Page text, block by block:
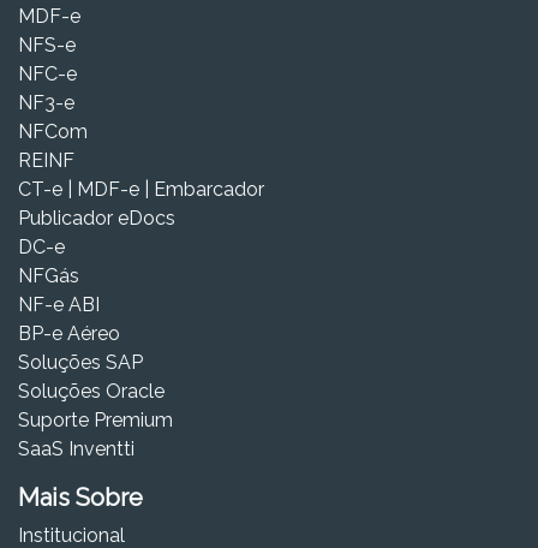
MDF-e
NFS-e
NFC-e
NF3-e
NFCom
REINF
CT-e | MDF-e | Embarcador
Publicador eDocs
DC-e
NFGás
NF-e ABI
BP-e Aéreo
Soluções SAP
Soluções Oracle
Suporte Premium
SaaS Inventti
Mais Sobre
Institucional